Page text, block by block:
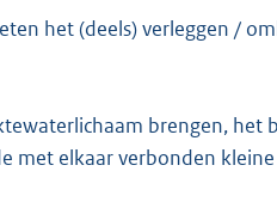
o
t
e
het (deels) verleggen /
brengen, het
met elkaar verbonden